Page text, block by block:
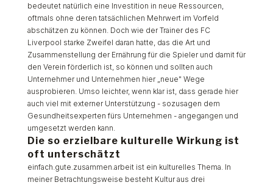
bedeutet natürlich eine Investition in neue Ressourcen,
oftmals ohne deren tatsächlichen Mehrwert im Vorfeld
abschätzen zu können. Doch wie der Trainer des FC
Liverpool starke Zweifel daran hatte, das die Art und
Zusammenstellung der Ernährung für die Spieler und damit für
den Verein förderlich ist, so können und sollten auch
Unternehmer und Unternehmen hier „neue" Wege
ausprobieren. Umso leichter, wenn klar ist, dass gerade hier
auch viel mit externer Unterstützung - sozusagen dem
Gesundheitsexperten fürs Unternehmen - angegangen und
umgesetzt werden kann.
Die so erzielbare kulturelle Wirkung ist
oft unterschätzt
einfach.gute.zusammen.arbeit ist ein kulturelles Thema. In
meiner Betrachtungsweise besteht Kultur aus drei